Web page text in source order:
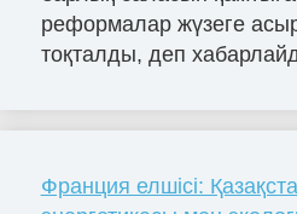
реформалар жүзеге
тоқталды, деп
Франция елшісі: